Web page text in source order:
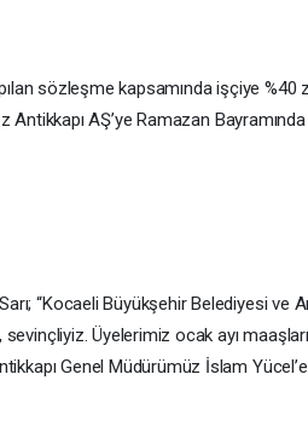
sözleşme kapsamında işçiye %40
AŞ’ye Ramazan
“Kocaeli Büyükşehir Belediyesi ve
Üyelerimiz ocak ayı
Genel Müdürümüz İslam